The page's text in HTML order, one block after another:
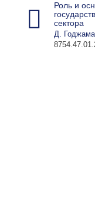
Роль и
сектора
Д.